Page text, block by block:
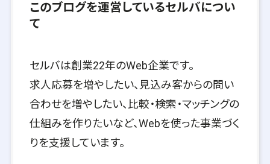
このブログを運営しているセルバについ
て
セルバは創業22年のWeb企業です。
求人応募を増やしたい、見込み客からの問い
合わせを増やしたい、比較・検索・マッチングの
仕組みを作りたいなど、Webを使った事業づく
りを支援しています。